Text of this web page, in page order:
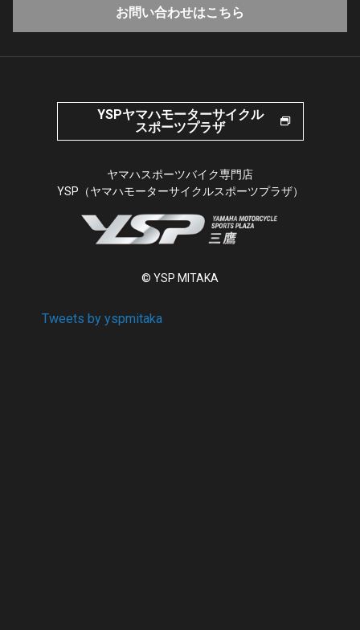
お問い合わせはこちら
YSPヤマハモーターサイクル
スポーツプラザ
ヤマハスポーツバイク専門店
YSP（ヤマハモーターサイクルスポーツプラザ）
© YSP MITAKA
Tweets by yspmitaka